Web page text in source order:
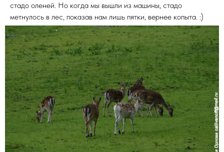
стадо оленей. Но когда мы вышли из машины, стадо
метнулось в лес, показав нам лишь пятки, вернее копыта. :)